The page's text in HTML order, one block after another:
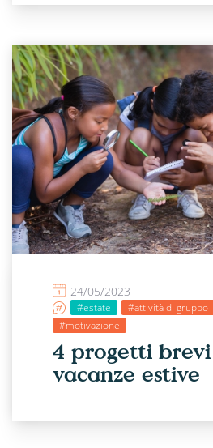
24/05/2023
#estate #attività di gruppo
#motivazione
4 progetti
vacanze estive